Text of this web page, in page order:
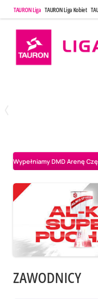
TAURON Liga TAURON Liga Kobiet
Wypełniamy DMD Arenę
ZAWODNICY